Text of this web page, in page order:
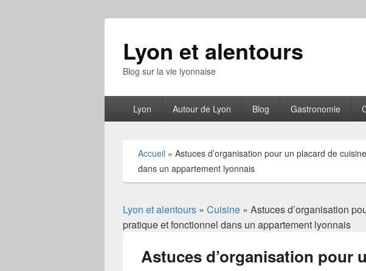
Lyon et alentours
Blog sur la vie lyonnaise
principalLyon Autour de Lyon Blog Gastronomie
Accueil » Astuces d’organisation pour un placard de
dans un appartement lyonnais
Lyon et alentours » Cuisine » Astuces d’organisation
pratique et fonctionnel dans un appartement lyonnais
Astuces d’organisation pour